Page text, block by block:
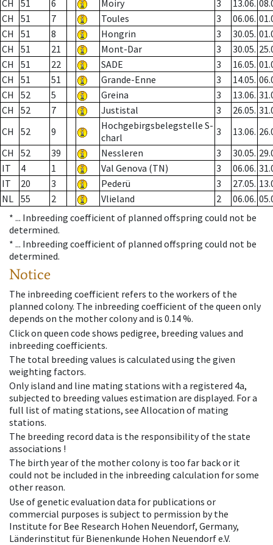
CH 51 6 Moiry 3 13.06.
CH
51 7 Toules 3 06.06.
CH
51 8 Hongrin 3 30.05.
CH
51 21 Mont-Dar 3 30.05.
CH
51 22 SADE 3 16.05.
CH
51 51 Grande-Enne 3 14.05.
CH
52 5 Greina 3 13.06.
CH
52 7 Justistal 3 26.05.
CH
52 9
Hochgebirgsbelegstelle S-
charl
3 13.06.
CH
52 39 Nessleren 3 30.05.
IT
4 1 Val Genova (TN) 3 06.06.
IT
20 3 Pederü 3 27.05.
NL 55 2 Vlieland 2 06.06.
* ... Inbreeding coefficient of planned offspring could not be
determined.
* ... Inbreeding coefficient of planned offspring could not be
determined.
Notice
The inbreeding coefficient refers to the workers of the
planned colony. The inbreeding coefficient of the queen only
depends on the mother colony and is 0.14 %.
Click on queen code shows pedigree, breeding values and
inbreeding coefficients.
The total breeding values is calculated using the given
weighting factors.
Only island and line mating stations with a registered 4a,
subjected to breeding values estimation are displayed. For a
full list of mating stations, see Allocation of mating
stations.
The breeding record data is the responsibility of the state
associations !
The birth year of the mother colony is too far back or it
could not be included in the inbreeding calculation for some
other reason.
Use of genetic evaluation data for publications or
commercial purposes is subject to permission by the
Institute for Bee Research Hohen Neuendorf, Germany,
Länderinstitut für Bienenkunde Hohen Neuendorf e.V.